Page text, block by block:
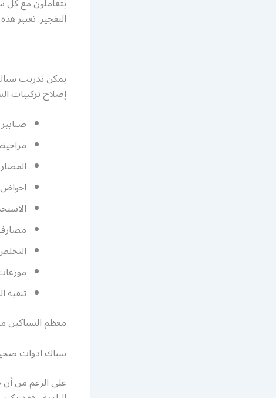
التفجير. تعتبر
يمكن تدريب
إصلاح تركيبات
صنابير
تنقية
معظم السباكين
سباك ادوات
على الرغم من